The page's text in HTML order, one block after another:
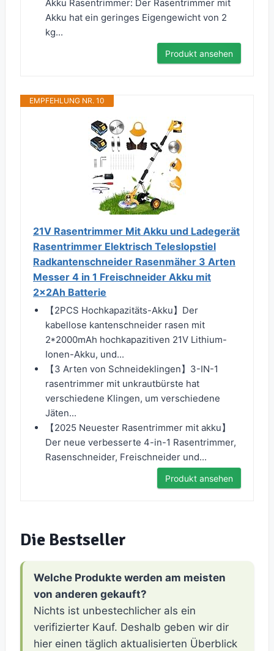
Akku Rasentrimmer: Der Rasentrimmer mit
Akku hat ein geringes Eigengewicht von 2
kg...
Produkt ansehen
EMPFEHLUNG NR. 10
21V Rasentrimmer Mit Akku und Ladegerät
Rasentrimmer Elektrisch Teleslopstiel
Radkantenschneider Rasenmäher 3 Arten
Messer 4 in 1 Freischneider Akku mit
2x2Ah Batterie
【2PCS Hochkapazitäts-Akku】Der
kabellose kantenschneider rasen mit
2*2000mAh hochkapazitiven 21V Lithium-
Ionen-Akku, und...
【3 Arten von Schneideklingen】3-IN-1
rasentrimmer mit unkrautbürste hat
verschiedene Klingen, um verschiedene
Jäten...
【2025 Neuester Rasentrimmer mit akku】
Der neue verbesserte 4-in-1 Rasentrimmer,
Rasenschneider, Freischneider und...
Produkt ansehen
Die Bestseller
Welche Produkte werden am meisten
von anderen gekauft?
Nichts ist unbestechlicher als ein
verifizierter Kauf. Deshalb geben wir dir
hier einen täglich aktualisierten Überblick